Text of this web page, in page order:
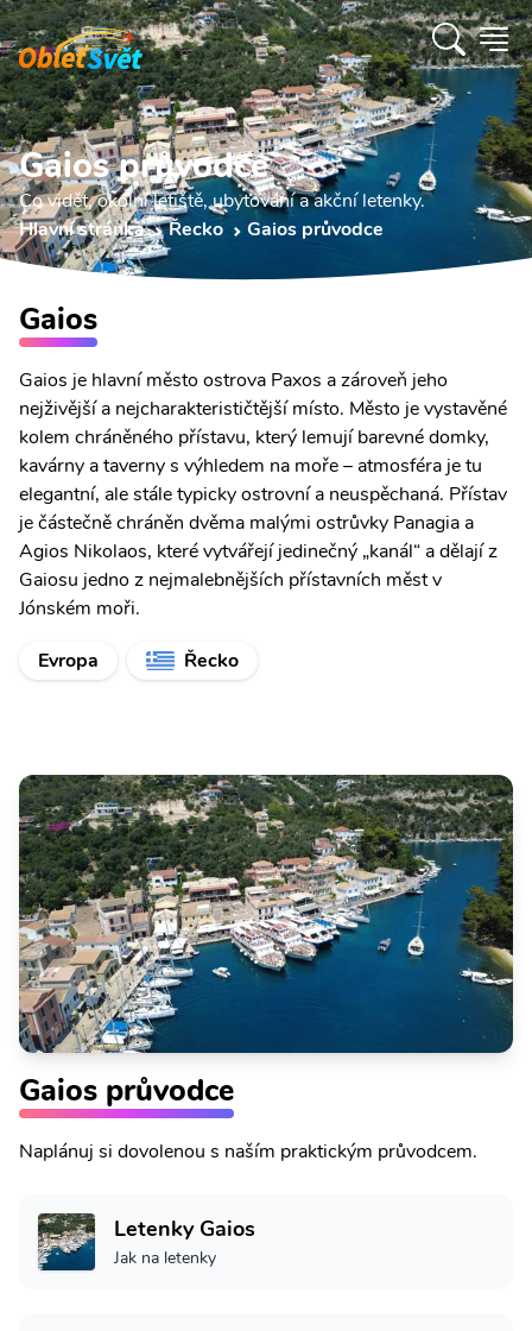
Gaios průvodce
Co vidět, okolní letiště, ubytování a akční letenky.
Hlavní stránka
Řecko Gaios průvodce
Gaios
Gaios je hlavní město ostrova Paxos a zároveň jeho
nejživější a nejcharakterističtější místo. Město je vystavěné
kolem chráněného přístavu, který lemují barevné domky,
kavárny a taverny s výhledem na moře – atmosféra je tu
elegantní, ale stále typicky ostrovní a neuspěchaná. Přístav
je částečně chráněn dvěma malými ostrůvky Panagia a
Agios Nikolaos, které vytvářejí jedinečný „kanál“ a dělají z
Gaiosu jedno z nejmalebnějších přístavních měst v
Jónském moři.
Evropa
Řecko
Gaios průvodce
Naplánuj si dovolenou s naším praktickým průvodcem.
Letenky Gaios
Jak na letenky